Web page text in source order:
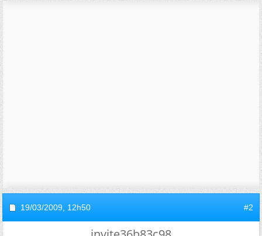
19/03/2009, 12h50 #2